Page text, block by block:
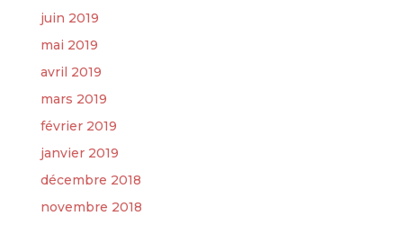
juin 2019
mai 2019
avril 2019
mars 2019
février 2019
janvier 2019
décembre 2018
novembre 2018